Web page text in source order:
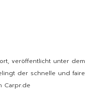
veröffentlicht unter dem
der schnelle und faire
Carpr.de